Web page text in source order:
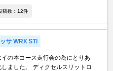
稿数：12件
サ WRX STI
の本コース走行会の為にとりあ
ました。 ディクセルスリットロ